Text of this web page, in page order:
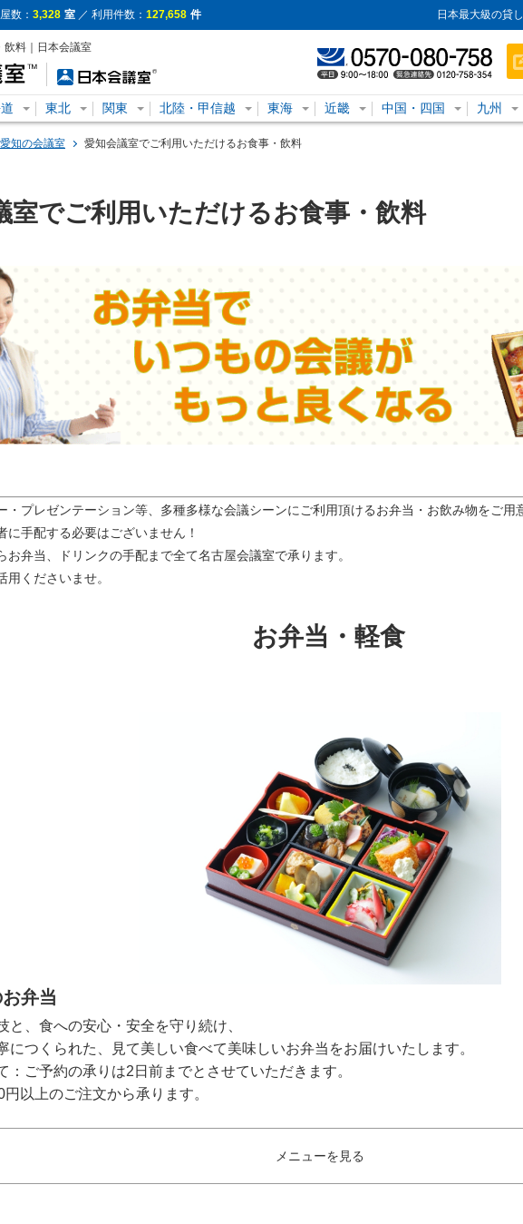
数： 3,328 室 ／ 利用件数： 127,658 件 日本最大級の貸
飲料｜日本会議室
東北 関東 北陸・甲信越 東海 近畿 中国・四国 九州
愛知の会議室 愛知会議室でご利用いただけるお食事・飲料
室でご利用いただけるお食事・飲料
・プレゼンテーション等、多種多様な会議シーンにご利用頂けるお弁当・お飲み物をご用
に手配する必要はございません！
お弁当、ドリンクの手配まで全て名古屋会議室で承ります。
用くださいませ。
お弁当・軽食
弁当
と、食への安心・安全を守り続け、
につくられた、見て美しい食べて美味しいお弁当をお届けいたします。
ご予約の承りは2日前までとさせていただきます。
以上のご注文から承ります。
メニューを見る